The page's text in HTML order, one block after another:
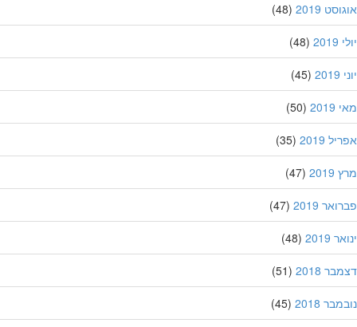
2019
(48)
(48)
(45)
(50)
2019
(35)
(47)
2019
(47)
2019
(48)
2018
(51)
2018
(45)